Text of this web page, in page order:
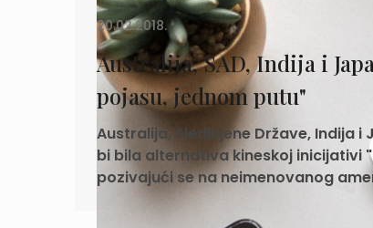
20.02.2018.
Australija, SAD, Indija i
pojasu, jednom putu"
Australija, Sjedinjene Države, Indija
bi bila alternativa kineskoj inicijativi
pozivajući se na neimenovanog